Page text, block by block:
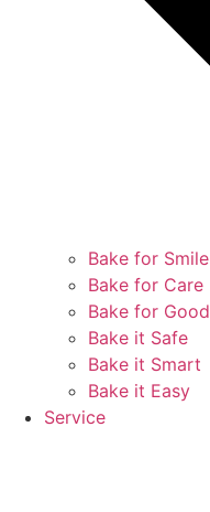
Bake for Smile
Bake for Care
Bake for Good
Bake it Safe
Bake it Smart
Bake it Easy
Service